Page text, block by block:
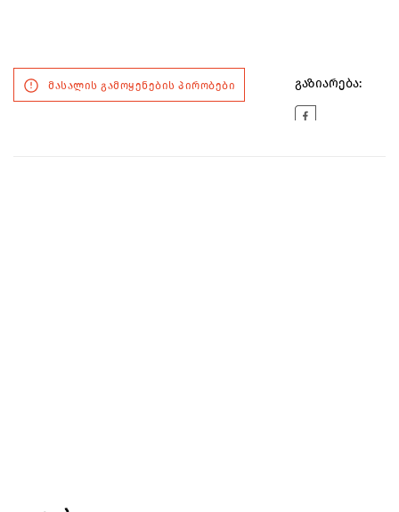
მასალის გამოყენების პირობები გაზიარება: